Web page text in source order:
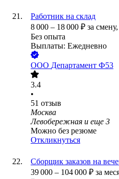
Работник на склад
8 000 – 18 000 ₽ за смену,
Без опыта
Выплаты: Ежедневно
ООО Департамент Ф53
3.4
•
51 отзыв
Москва
Левобережная и еще 3
Можно без резюме
Откликнуться
Сборщик заказов на
39 000 – 104 000 ₽ за